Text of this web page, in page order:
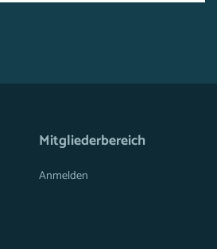
Mitgliederbereich
Anmelden